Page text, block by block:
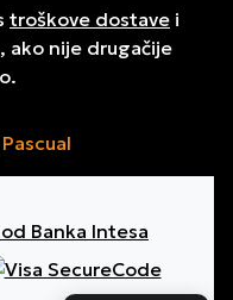
troškove dostave i
ako nije drugačije
Pascual